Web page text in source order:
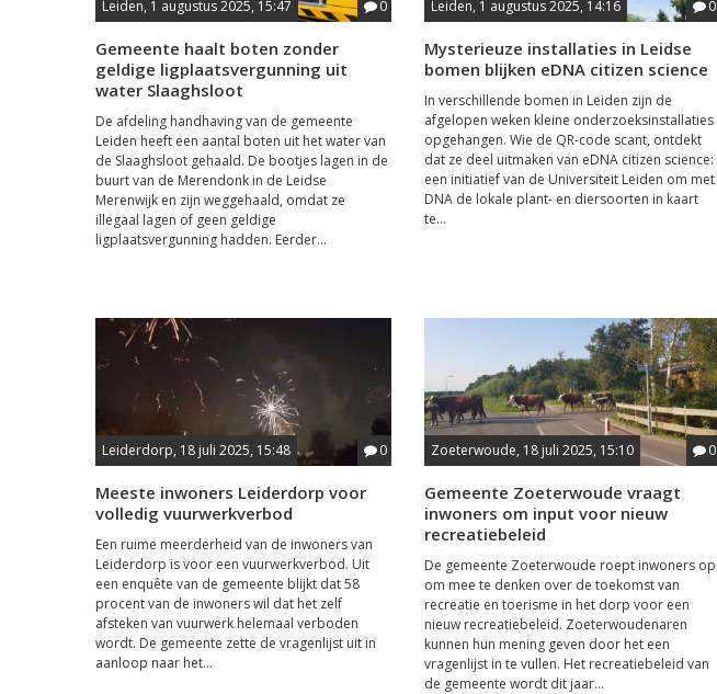
Leiden, 1 augustus 2025, 15:47 0
Gemeente haalt boten zonder
geldige ligplaatsvergunning uit
water Slaaghsloot
De afdeling handhaving van de gemeente
Leiden heeft een aantal boten uit het water van
de Slaaghsloot gehaald. De bootjes lagen in de
buurt van de Merendonk in de Leidse
Merenwijk en zijn weggehaald, omdat ze
illegaal lagen of geen geldige
ligplaatsvergunning hadden. Eerder...
Leiden, 1 augustus 2025, 14:16 0
Mysterieuze installaties in Leidse
bomen blijken eDNA citizen science
In verschillende bomen in Leiden zijn de
afgelopen weken kleine onderzoeksinstallaties
opgehangen. Wie de QR-code scant, ontdekt
dat ze deel uitmaken van eDNA citizen science:
een initiatief van de Universiteit Leiden om met
DNA de lokale plant- en diersoorten in kaart
te...
Leiderdorp, 18 juli 2025, 15:48 0
Meeste inwoners Leiderdorp voor
volledig vuurwerkverbod
Een ruime meerderheid van de inwoners van
Leiderdorp is voor een vuurwerkverbod. Uit
een enquête van de gemeente blijkt dat 58
procent van de inwoners wil dat het zelf
afsteken van vuurwerk helemaal verboden
wordt. De gemeente zette de vragenlijst uit in
aanloop naar het...
Zoeterwoude, 18 juli 2025, 15:10 0
Gemeente Zoeterwoude vraagt
inwoners om input voor nieuw
recreatiebeleid
De gemeente Zoeterwoude roept inwoners op
om mee te denken over de toekomst van
recreatie en toerisme in het dorp voor een
nieuw recreatiebeleid. Zoeterwoudenaren
kunnen hun mening geven door het een
vragenlijst in te vullen. Het recreatiebeleid van
de gemeente wordt dit jaar...